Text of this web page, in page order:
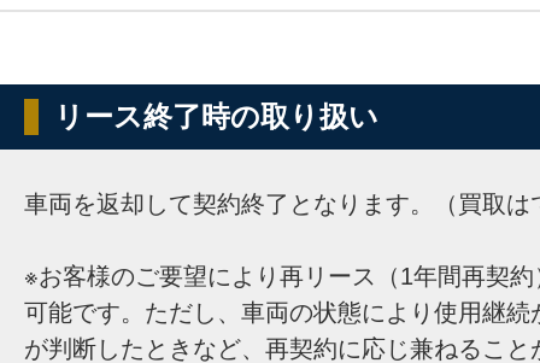
リース終了時の取り扱い
車両を返却して契約終了となります。（買取は
※お客様のご要望により再リース（1年間再契
可能です。ただし、車両の状態により使用継続
が判断したときなど、再契約に応じ兼ねること